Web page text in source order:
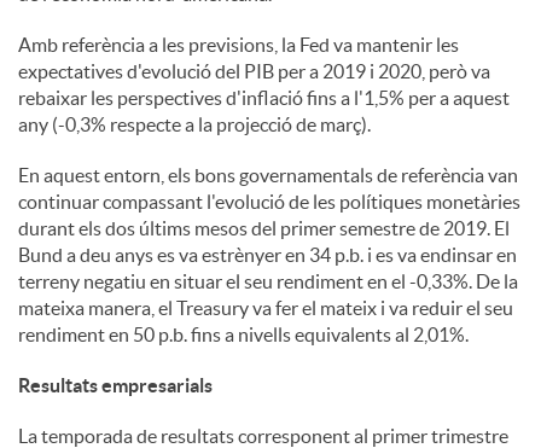
Amb referència a les previsions, la Fed va mantenir les
expectatives d'evolució del PIB per a 2019 i 2020, però va
rebaixar les perspectives d'inflació fins a l'1,5% per a aquest
any (-0,3% respecte a la projecció de març).
En aquest entorn, els bons governamentals de referència van
continuar compassant l'evolució de les polítiques monetàries
durant els dos últims mesos del primer semestre de 2019. El
Bund a deu anys es va estrènyer en 34 p.b. i es va endinsar en
terreny negatiu en situar el seu rendiment en el -0,33%. De la
mateixa manera, el Treasury va fer el mateix i va reduir el seu
rendiment en 50 p.b. fins a nivells equivalents al 2,01%.
Resultats empresarials
La temporada de resultats corresponent al primer trimestre